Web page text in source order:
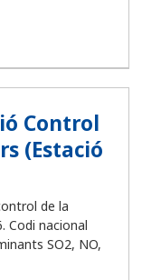
Control
(Estació
de la
Codi nacional
SO2, NO,